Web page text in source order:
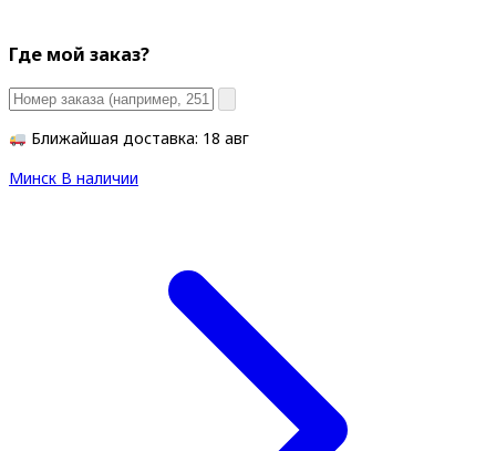
Где мой заказ?
Ближайшая доставка: 18 авг
Минск В наличии